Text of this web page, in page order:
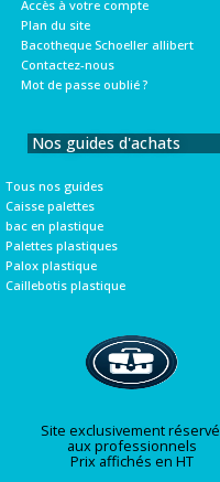
Accès à votre compte
Plan du site
Bacotheque Schoeller allibert
Contactez-nous
Mot de passe oublié ?
Nos guides d'achats
Tous nos guides
Caisse palettes
bac en plastique
Palettes plastiques
Palox plastique
Caillebotis plastique
Site exclusivement réservé
aux professionnels
Prix affichés en HT